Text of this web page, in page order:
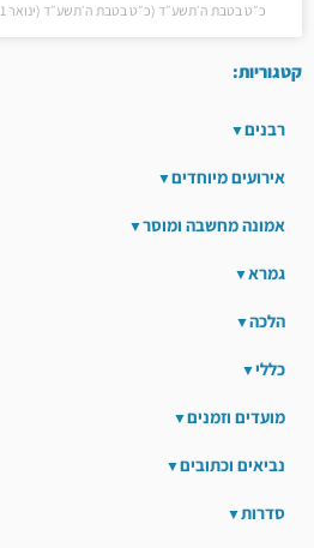
כ״ט בטבת ה׳תשע״ד (כ״ט בטבת ה׳תשע״ד (ינואר 1, 2014))
קטגוריות:
רבנים
אירועים מיוחדים
אמונה מחשבה ומוסר
גמרא
הלכה
כללי
מועדים וזמנים
נביאים וכתובים
סדרות